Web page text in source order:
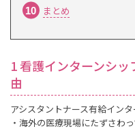
まとめ
1 看護インターンシ
由
アシスタントナース有給イン
・海外の医療現場にたずさわ